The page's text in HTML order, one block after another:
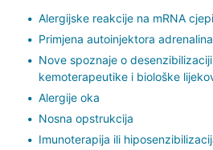
Alergijske reakcije na mRNA
Primjena autoinjektora
Nove spoznaje o
kemoterapeutike i biološke
Alergije oka
Nosna opstrukcija
Imunoterapija ili